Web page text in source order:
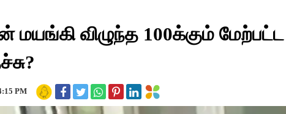
மயங்கி விழுந்த 100க்கும்
PM